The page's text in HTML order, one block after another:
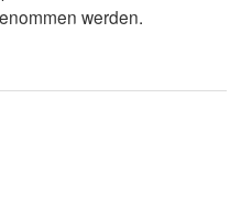
werden.